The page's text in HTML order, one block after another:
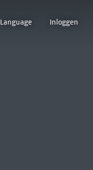
Language Inloggen